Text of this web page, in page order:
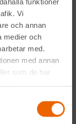
funktioner
Vi
och annan
medier och
med.
med annan
som de har
som gör
alltid allra mest om
depå!